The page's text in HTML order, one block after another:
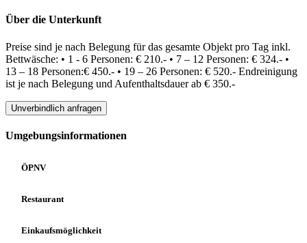
Über die Unterkunft
Preise sind je nach Belegung für das gesamte Objekt pro Tag inkl.
Bettwäsche: • 1 - 6 Personen: ​​€ 210.- • 7 – 12 Personen: ​​€ 324.- •
13 – 18 Personen:​€ 450.- • 19 – 26 Personen: ​€ 520.- Endreinigung
ist je nach Belegung und Aufenthaltsdauer ab € 350.-
Unverbindlich anfragen
Umgebungsinformationen
ÖPNV
Restaurant
Einkaufsmöglichkeit